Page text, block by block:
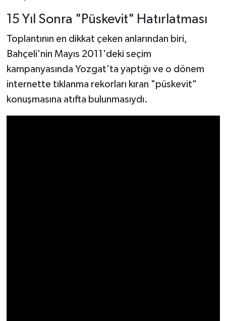
15 Yıl Sonra "Püskevit" Hatırlatması
Toplantının en dikkat çeken anlarından biri,
Bahçeli'nin Mayıs 2011'deki seçim
kampanyasında Yozgat'ta yaptığı ve o dönem
internette tıklanma rekorları kıran "püskevit"
konuşmasına atıfta bulunmasıydı.